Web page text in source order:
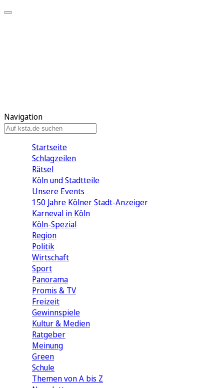
Navigation
Startseite
Schlagzeilen
Rätsel
Köln und Stadtteile
Unsere Events
150 Jahre Kölner Stadt-Anzeiger
Karneval in Köln
Köln-Spezial
Region
Politik
Wirtschaft
Sport
Panorama
Promis & TV
Freizeit
Gewinnspiele
Kultur & Medien
Ratgeber
Meinung
Green
Schule
Themen von A bis Z